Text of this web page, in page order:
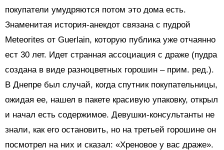
покупатели умудряются потом это дома есть.
Знаменитая история-анекдот связана с пудрой
Meteorites от Guerlain, которую публика уже отчаянно
ест 30 лет. Идет странная ассоциация с драже (пудра
создана в виде разноцветных горошин – прим. ред.).
В Днепре был случай, когда спутник покупательницы,
ожидая ее, нашел в пакете красивую упаковку, открыл
и начал есть содержимое. Девушки-консультанты не
знали, как его остановить, но на третьей горошине он
посмотрел на них и сказал: «Хреновое у вас драже».